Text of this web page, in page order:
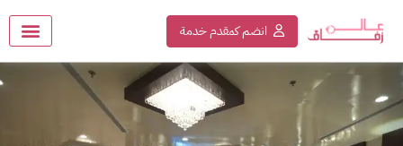
انضم كمقدم خدمة